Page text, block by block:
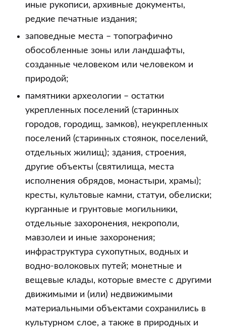
иные рукописи, архивные документы,
редкие печатные издания;
заповедные места – топографично
обособленные зоны или ландшафты,
созданные человеком или человеком и
природой;
памятники археологии – остатки
укрепленных поселений (старинных
городов, городищ, замков), неукрепленных
поселений (старинных стоянок, поселений,
отдельных жилищ); здания, строения,
другие объекты (святилища, места
исполнения обрядов, монастыри, храмы);
кресты, культовые камни, статуи, обелиски;
курганные и грунтовые могильники,
отдельные захоронения, некрополи,
мавзолеи и иные захоронения;
инфраструктура сухопутных, водных и
водно-волоковых путей; монетные и
вещевые клады, которые вместе с другими
движимыми и (или) недвижимыми
материальными объектами сохранились в
культурном слое, а также в природных и